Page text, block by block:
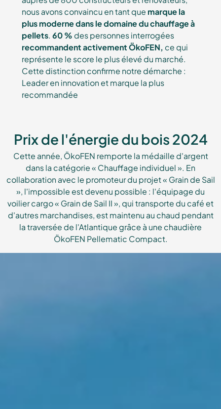
nous avons convaincu en tant que marque la
plus moderne dans le domaine du chauffage à
pellets. 60 % des personnes interrogées
recommandent activement ÖkoFEN, ce qui
représente le score le plus élevé du marché.
Cette distinction confirme notre démarche :
Leader en innovation et marque la plus
recommandée
Prix de l'énergie du bois 2024
Cette année, ÖkoFEN remporte la médaille d'argent
dans la catégorie « Chauffage individuel ». En
collaboration avec le promoteur du projet « Grain de Sail
», l'impossible est devenu possible : l'équipage du
voilier cargo « Grain de Sail II », qui transporte du café et
d'autres marchandises, est maintenu au chaud pendant
la traversée de l'Atlantique grâce à une chaudière
ÖkoFEN Pellematic Compact.